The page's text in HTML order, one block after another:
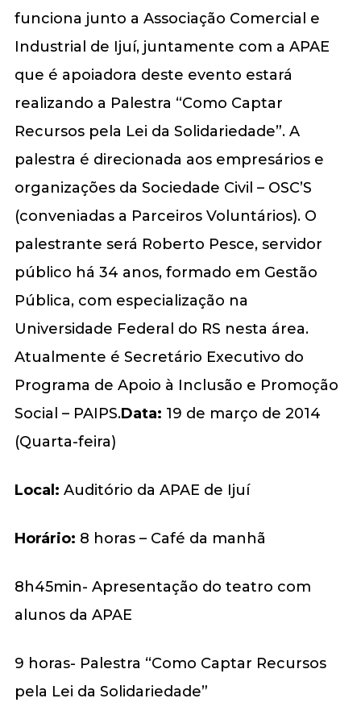
funciona junto a Associação Comercial e
Industrial de Ijuí, juntamente com a APAE
que é apoiadora deste evento estará
realizando a Palestra “Como Captar
Recursos pela Lei da Solidariedade”. A
palestra é direcionada aos empresários e
organizações da Sociedade Civil – OSC’S
(conveniadas a Parceiros Voluntários). O
palestrante será Roberto Pesce, servidor
público há 34 anos, formado em Gestão
Pública, com especialização na
Universidade Federal do RS nesta área.
Atualmente é Secretário Executivo do
Programa de Apoio à Inclusão e Promoção
Social – PAIPS.Data: 19 de março de 2014
(Quarta-feira)
Local: Auditório da APAE de Ijuí
Horário: 8 horas – Café da manhã
8h45min- Apresentação do teatro com
alunos da APAE
9 horas- Palestra “Como Captar Recursos
pela Lei da Solidariedade”